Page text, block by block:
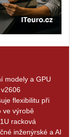
modely a GPU
flexibilitu při
ve výrobě
racková
inženýrské a AI